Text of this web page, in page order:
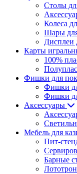
Столы
Колеса
Шары
Дисплеи
Карты
100%
Фишки для
Фишки
Фишки
Аксессуары
Мебель для
Пит-
Барные